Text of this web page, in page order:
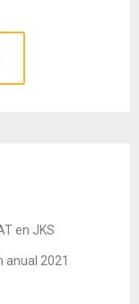
en JKS
anual 2021